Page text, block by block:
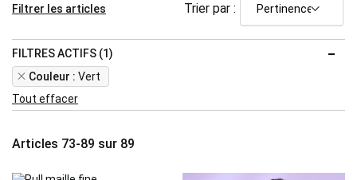
Articles 73-89 sur 89
Trier par :
Filtrer les articles
FILTRES ACTIFS (1)
Couleur
Vert
Remove
This
Item
Tout effacer